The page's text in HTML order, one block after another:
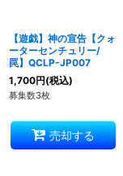
【遊戯】神の宣告【クォ
ーターセンチュリー/
罠】QCLP-JP007
1,700円(税込)
募集数3枚
売却する